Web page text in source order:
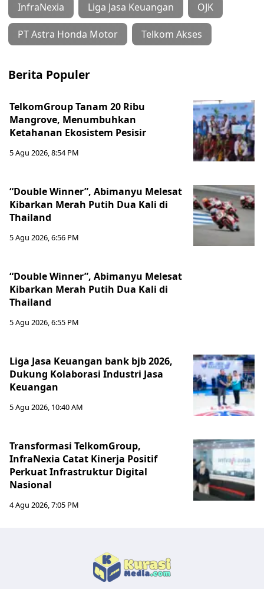
InfraNexia Liga Jasa Keuangan OJK
PT Astra Honda Motor Telkom Akses
Berita Populer
TelkomGroup Tanam 20 Ribu
Mangrove, Menumbuhkan
Ketahanan Ekosistem Pesisir
5 Agu 2026, 8:54 PM
“Double Winner”, Abimanyu Melesat
Kibarkan Merah Putih Dua Kali di
Thailand
5 Agu 2026, 6:56 PM
“Double Winner”, Abimanyu Melesat
Kibarkan Merah Putih Dua Kali di
Thailand
5 Agu 2026, 6:55 PM
Liga Jasa Keuangan bank bjb 2026,
Dukung Kolaborasi Industri Jasa
Keuangan
5 Agu 2026, 10:40 AM
Transformasi TelkomGroup,
InfraNexia Catat Kinerja Positif
Perkuat Infrastruktur Digital
Nasional
4 Agu 2026, 7:05 PM